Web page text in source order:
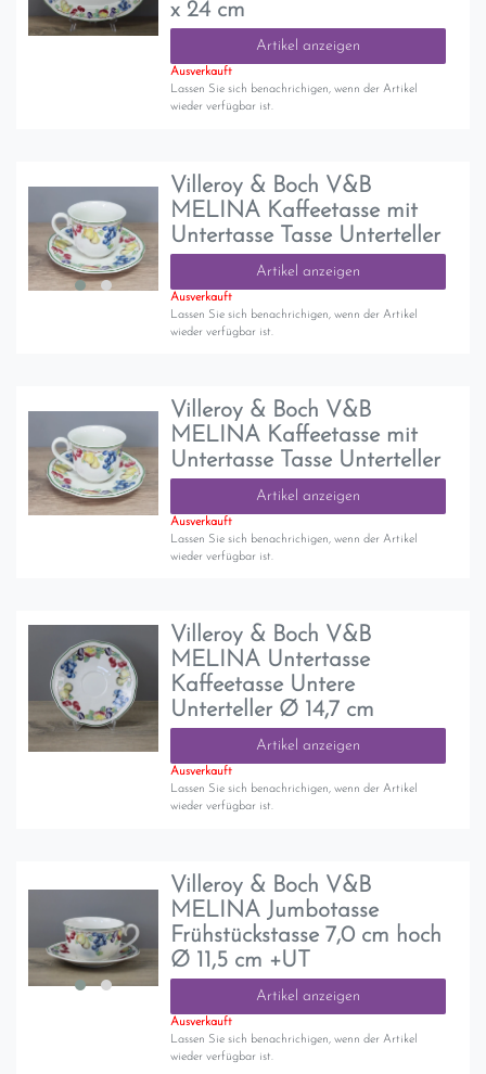
x 24 cm
Artikel anzeigen
Ausverkauft
Lassen Sie sich benachrichigen, wenn der Artikel
wieder verfügbar ist.
Villeroy & Boch V&B
MELINA Kaffeetasse mit
Untertasse Tasse Unterteller
Artikel anzeigen
Ausverkauft
Lassen Sie sich benachrichigen, wenn der Artikel
wieder verfügbar ist.
Villeroy & Boch V&B
MELINA Kaffeetasse mit
Untertasse Tasse Unterteller
Artikel anzeigen
Ausverkauft
Lassen Sie sich benachrichigen, wenn der Artikel
wieder verfügbar ist.
Villeroy & Boch V&B
MELINA Untertasse
Kaffeetasse Untere
Unterteller Ø 14,7 cm
Artikel anzeigen
Ausverkauft
Lassen Sie sich benachrichigen, wenn der Artikel
wieder verfügbar ist.
Villeroy & Boch V&B
MELINA Jumbotasse
Frühstückstasse 7,0 cm hoch
Ø 11,5 cm +UT
Artikel anzeigen
Ausverkauft
Lassen Sie sich benachrichigen, wenn der Artikel
wieder verfügbar ist.